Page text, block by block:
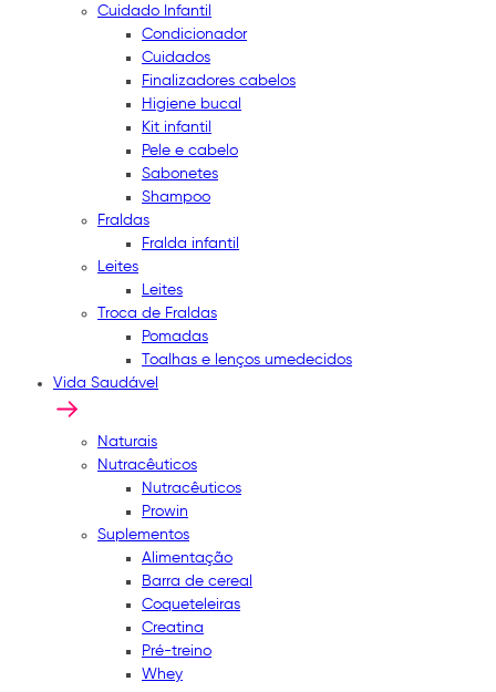
Cuidado Infantil
Condicionador
Cuidados
Finalizadores cabelos
Higiene bucal
Kit infantil
Pele e cabelo
Sabonetes
Shampoo
Fraldas
Fralda infantil
Leites
Leites
Troca de Fraldas
Pomadas
Toalhas e lenços umedecidos
Vida Saudável
Naturais
Nutracêuticos
Nutracêuticos
Prowin
Suplementos
Alimentação
Barra de cereal
Coqueteleiras
Creatina
Pré-treino
Whey